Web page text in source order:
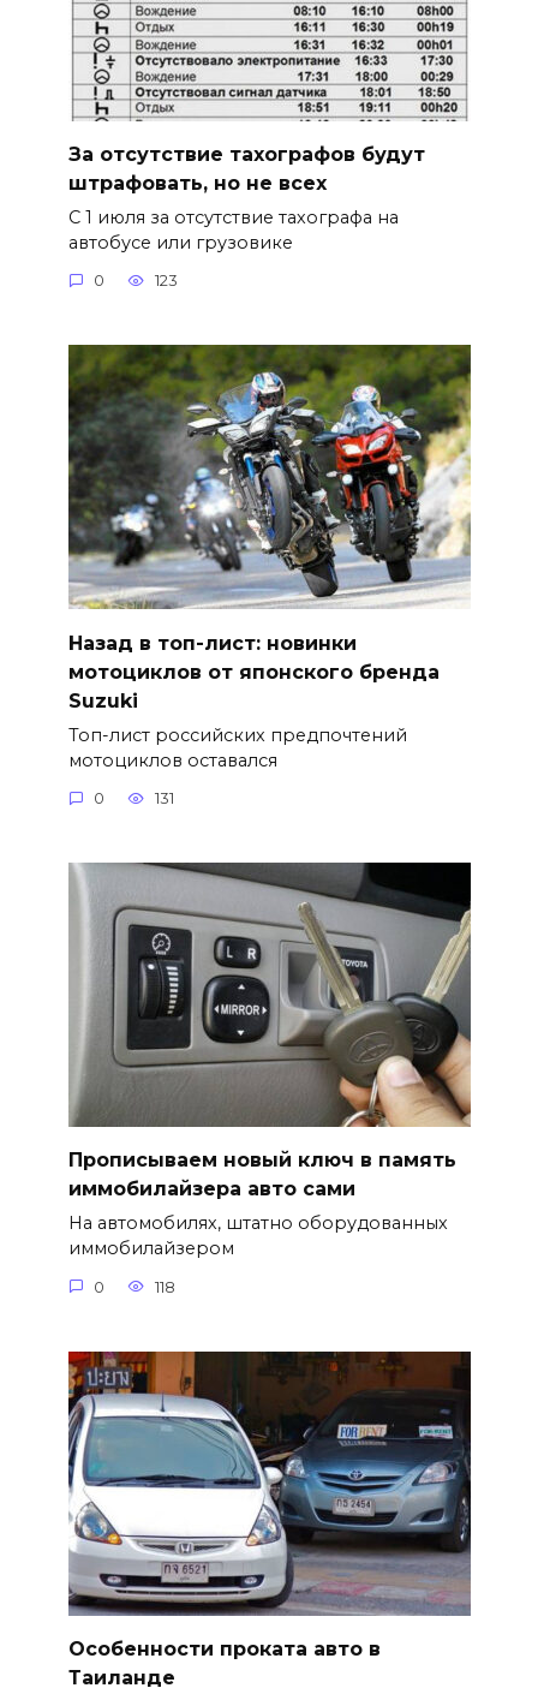
За отсутствие тахографов будут
штрафовать, но не всех
С 1 июля за отсутствие тахографа на
автобусе или грузовике
0 123
Назад в топ-лист: новинки
мотоциклов от японского бренда
Suzuki
Топ-лист российских предпочтений
мотоциклов оставался
0 131
Прописываем новый ключ в память
иммобилайзера авто сами
На автомобилях, штатно оборудованных
иммобилайзером
0 118
Особенности проката авто в
Таиланде